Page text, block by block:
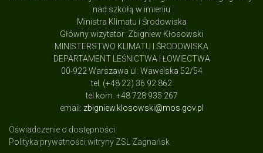
nad szkołą w imieniu
Ministra Klimatu i Środowiska
Główny wizytator Zbigniew Kłosowski
MINISTERSTWO KLIMATU I ŚRODOWISKA
DEPARTAMENT LEŚNICTWA I ŁOWIECTWA
00-922 Warszawa ul: Wawelska 52/54
tel. (+48 22) 36 92 862
tel.kom. +48 728 935 267
email: zbigniew.klosowski@mos.gov.pl
Oświadczenie o dostępności
Polityka prywatności witryny ZSL Zagnańsk